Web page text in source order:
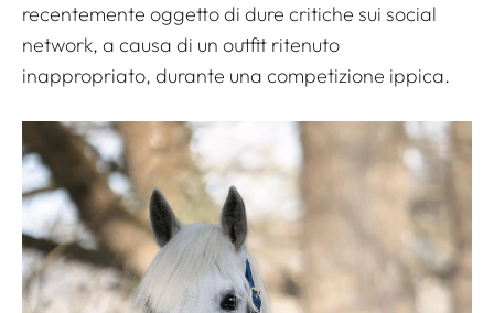
recentemente oggetto di dure critiche sui social
network, a causa di un outfit ritenuto
inappropriato, durante una competizione ippica.